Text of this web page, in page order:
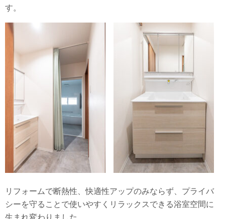
す。
リフォームで断熱性、快適性アップのみならず、プライバ
シーを守ることで使いやすくリラックスできる浴室空間に
生まれ変わりました。